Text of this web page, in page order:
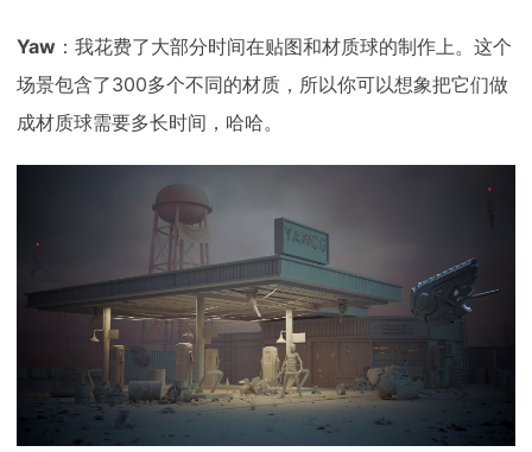
Yaw ：我花费了大部分时间在贴图和材质球的制作上。这个
场景包含了300多个不同的材质，所以你可以想象把它们做
成材质球需要多长时间，哈哈。